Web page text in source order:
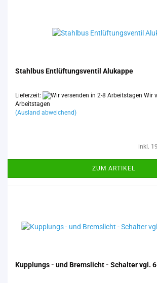
Stahl­bus Ent­lüf­tungs­ven­til Alu­kap­pe
Lieferzeit:
Wir
Arbeitstagen
(Ausland abweichend)
inkl.
ZUM ARTIKEL
Kupp­lungs - und Brems­licht - Schal­ter vgl.